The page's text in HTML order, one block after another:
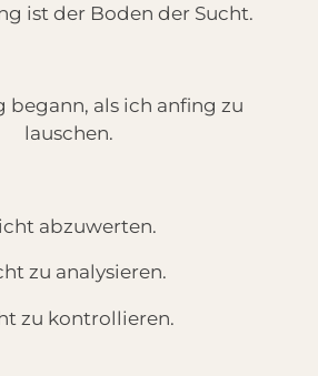
ist der Boden der Sucht.
begann, als ich anfing zu
lauschen.
abzuwerten.
zu analysieren.
zu kontrollieren.